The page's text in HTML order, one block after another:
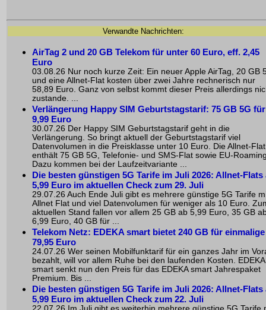
Verwandte Nachrichten:
AirTag 2 und 20 GB Telekom für unter 60 Euro, eff. 2,45
Euro
03.08.26 Nur noch kurze Zeit: Ein neuer Apple AirTag, 20 GB
und eine Allnet-Flat kosten über zwei Jahre rechnerisch nur
58,89 Euro. Ganz von selbst kommt dieser Preis allerdings
zustande. ...
Verlängerung Happy SIM Geburtstagstarif: 75 GB 5G für
9,99 Euro
30.07.26 Der Happy SIM Geburtstagstarif geht in die
Verlängerung. So bringt aktuell der Geburtstagstarif viel
Datenvolumen in die Preisklasse unter 10 Euro. Die Allnet-Flat
enthält 75 GB 5G, Telefonie- und SMS-Flat sowie EU-
Dazu kommen bei der Laufzeitvariante ...
Die besten günstigen 5G Tarife im Juli 2026: Allnet-Flats
5,99 Euro im aktuellen Check zum 29. Juli
29.07.26 Auch Ende Juli gibt es mehrere günstige 5G Tarife
Allnet Flat und viel Datenvolumen für weniger als 10 Euro.
aktuellen Stand fallen vor allem 25 GB ab 5,99 Euro, 35 GB
6,99 Euro, 40 GB für ...
Telekom Netz: EDEKA smart bietet 240 GB für einmalige
79,95 Euro
24.07.26 Wer seinen Mobilfunktarif für ein ganzes Jahr im
bezahlt, will vor allem Ruhe bei den laufenden Kosten. EDEKA
smart senkt nun den Preis für das EDEKA smart Jahrespaket
Premium. Bis ...
Die besten günstigen 5G Tarife im Juli 2026: Allnet-Flats
5,99 Euro im aktuellen Check zum 22. Juli